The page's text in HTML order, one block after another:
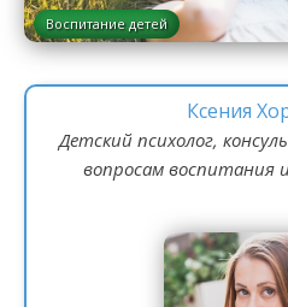
Воспитание детей
Ксения
Детский психолог,
вопросам воспитания